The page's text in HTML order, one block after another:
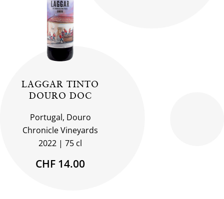
LAGGAR TINTO
DOURO DOC
Portugal, Douro
Chronicle Vineyards
2022
75 cl
CHF 14.00